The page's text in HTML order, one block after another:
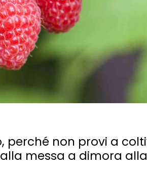
perché non provi a
messa a dimora